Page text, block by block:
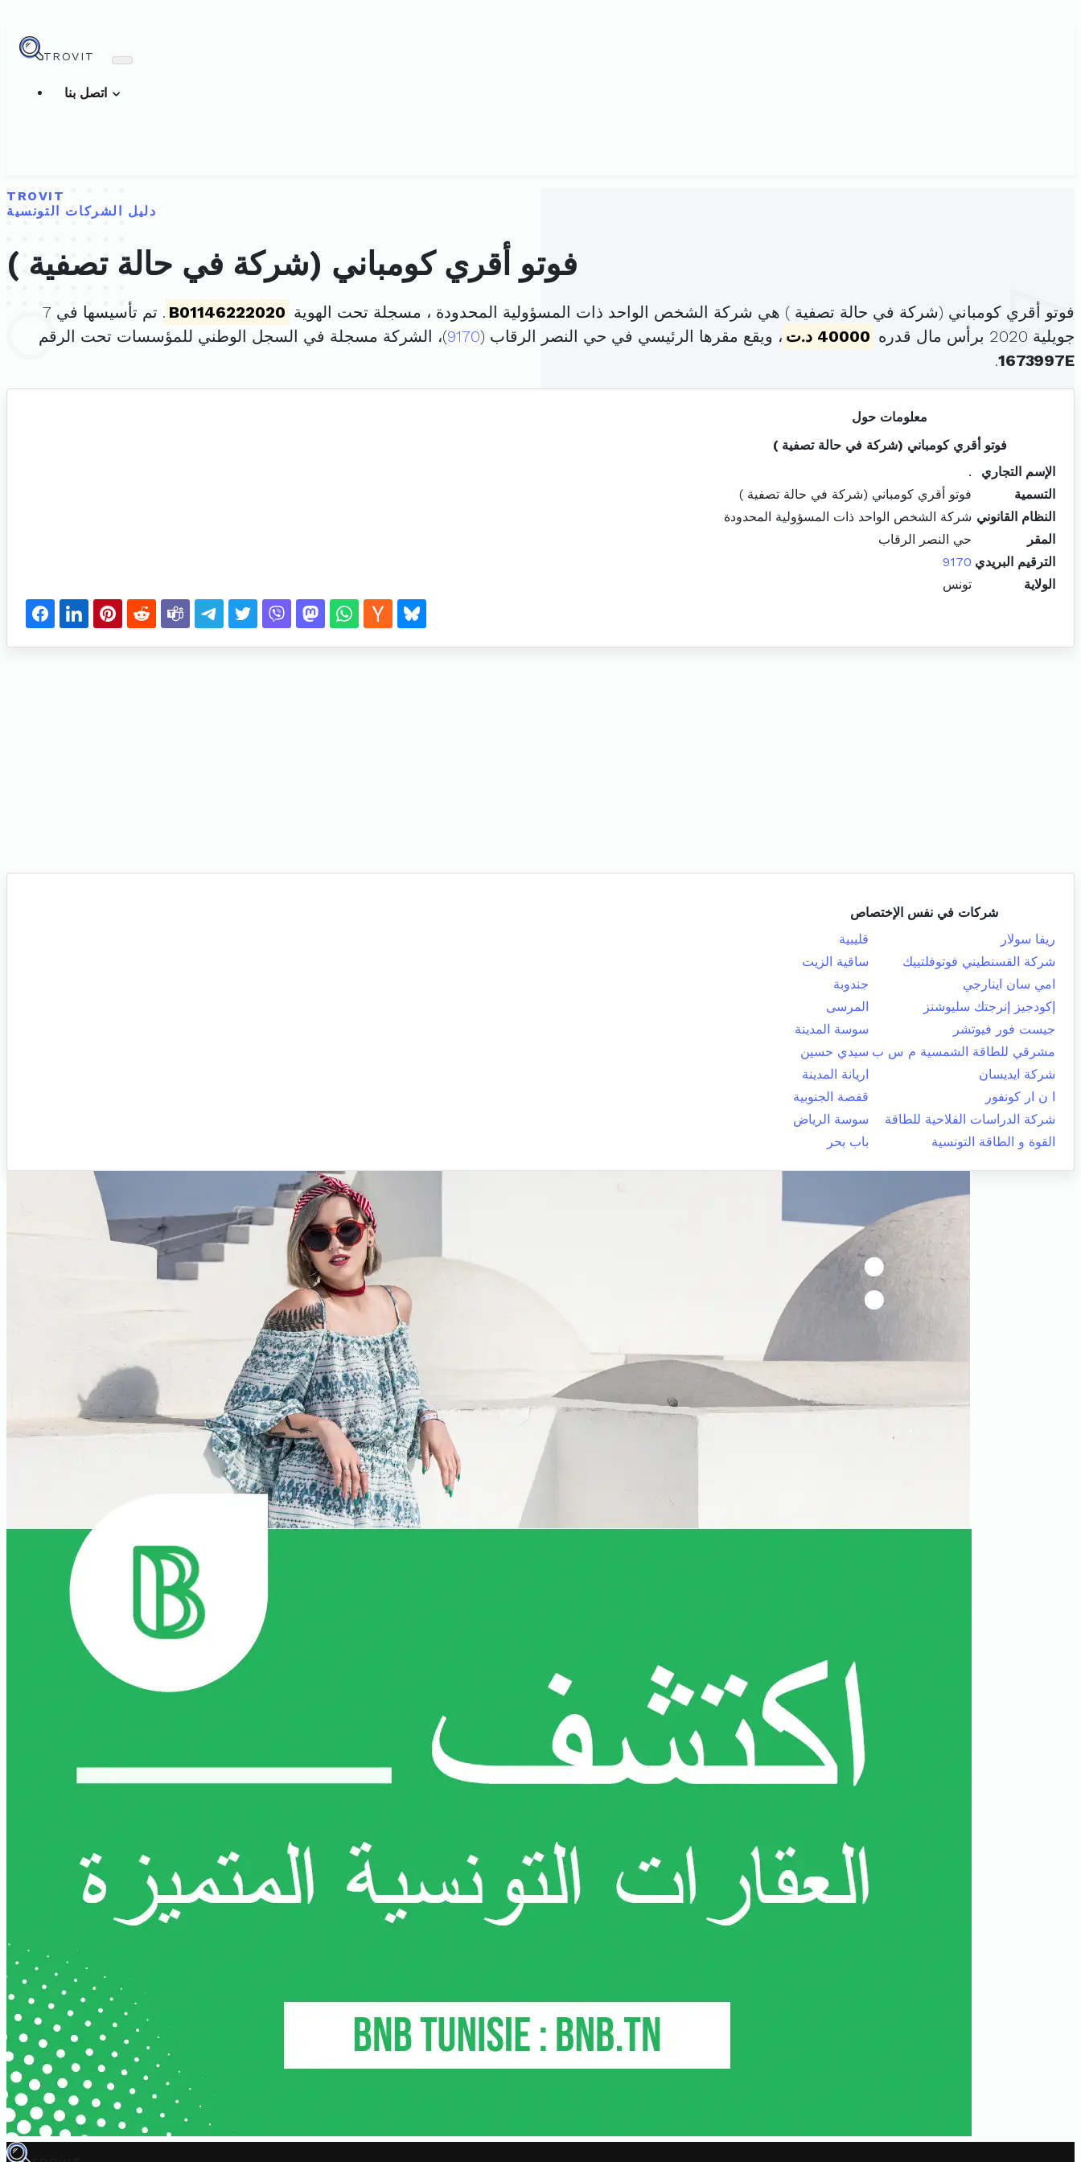
TROVIT
TROVIT
دليل الشركات التونسية
فوتو أقري كومباني (شركة في حالة تصفية )
فوتو أقري كومباني (شركة في حالة تصفية ) هي شركة الشخص الواحد ذات المسؤولية المحدودة ، مسجلة تحت الهوية B01146222020
. تم تأسيسها في 7
جويلية 2020 برأس مال قدره
40000 د.ت ، ويقع مقرها الرئيسي في حي النصر الرقاب (9170)، الشركة مسجلة في السجل الوطني للمؤسسات تحت الرقم
1673997E
.
معلومات حول
فوتو أقري كومباني (شركة في حالة تصفية )
الإسم التجاري
.
التسمية
فوتو أقري كومباني (شركة في حالة تصفية )
النظام القانوني شركة الشخص الواحد ذات المسؤولية المحدودة
المقر
حي النصر الرقاب
الترقيم البريدي 9170
الولاية
تونس
شركات في نفس الإختصاص
ريفا سولار
قليبية
شركة القسنطيني فوتوفلتييك
ساقية الزيت
امي سان اينارجي
جندوبة
إكودجيز إنرجتك سليوشنز
المرسى
جيست فور فيوتشر
سوسة المدينة
مشرقي للطاقة الشمسية م س ب سيدي حسين
شركة ايديسان
اريانة المدينة
ا ن ار كونفور
قفصة الجنوبية
شركة الدراسات الفلاحية للطاقة
سوسة الرياض
القوة و الطاقة التونسية
باب بحر